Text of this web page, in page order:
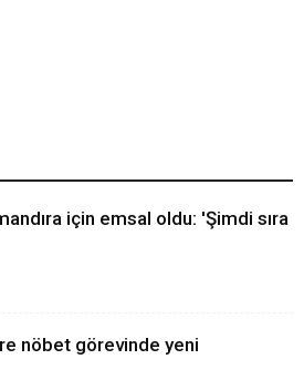
için emsal oldu: 'Şimdi sıra
nöbet görevinde yeni